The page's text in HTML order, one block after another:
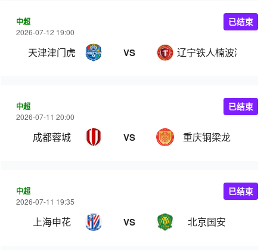
中超
2026-07-12 19:00
天津津门虎 VS 辽宁铁人楠波湾
已结束
中超
2026-07-11 20:00
成都蓉城 VS 重庆铜梁龙
已结束
中超
2026-07-11 19:35
上海申花 VS 北京国安
已结束